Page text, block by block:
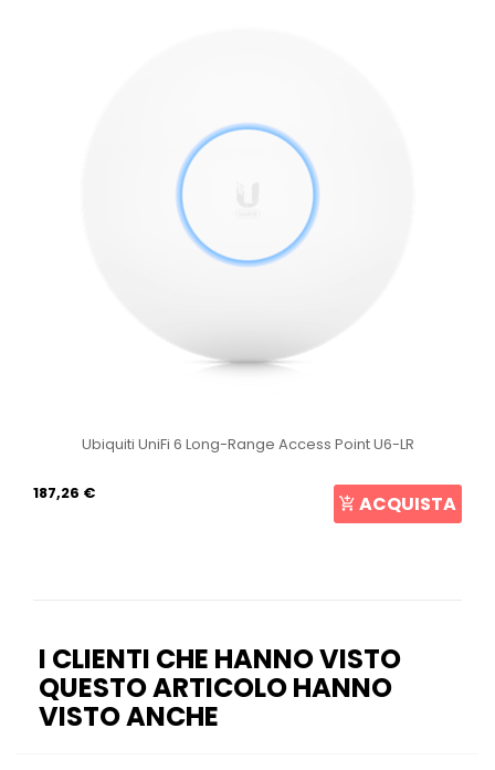
Ubiquiti UniFi 6 Long-Range Access Point U6-LR
187,26 € ACQUISTA
I CLIENTI CHE HANNO VISTO
QUESTO ARTICOLO HANNO
VISTO ANCHE